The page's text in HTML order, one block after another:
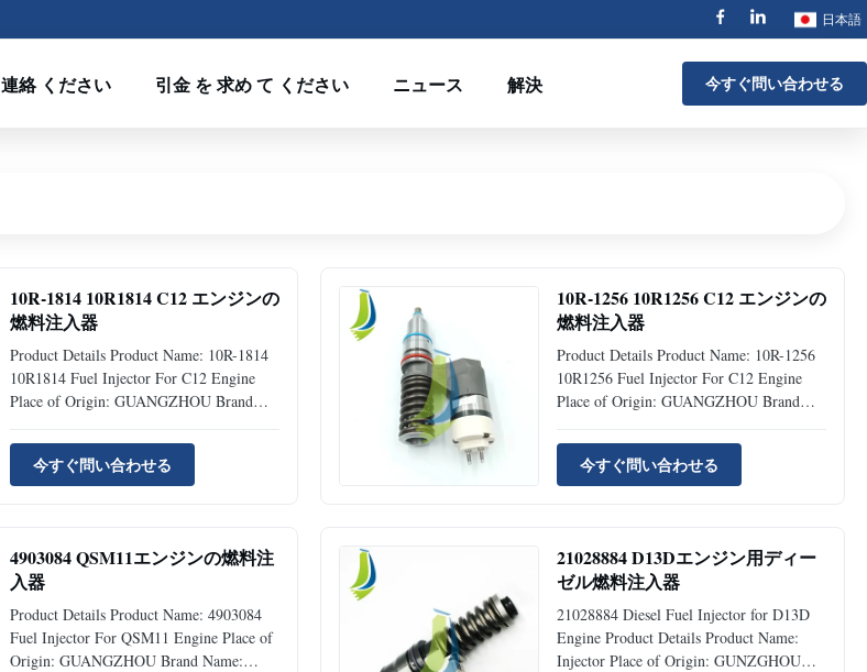
日本語
連絡 ください 引金 を 求め て ください ニュース 解決 今すぐ問い合わせる
10R-1814 10R1814 C12 エンジンの
燃料注入器
Product Details Product Name: 10R-1814
10R1814 Fuel Injector For C12 Engine
Place of Origin: GUANGZHOU Brand
Number: 10R-1814 Type: Excavator
Accessories MOQ 1 Piece Condition:
Original Availability: Rick Stock Supply
今すぐ問い合わせる
10R-1256 10R1256 C12 エンジンの
燃料注入器
Product Details Product Name: 10R-1256
10R1256 Fuel Injector For C12 Engine
Place of Origin: GUANGZHOU Brand
Number: 10R-1256 Type: Excavator
Accessories MOQ 1 Piece Condition:
Original Availability: Rick Stock Supply
今すぐ問い合わせる
4903084 QSM11エンジンの燃料注
入器
Product Details Product Name: 4903084
Fuel Injector For QSM11 Engine Place of
Origin: GUANGZHOU Brand Name:
21028884 D13Dエンジン用ディー
ゼル燃料注入器
21028884 Diesel Fuel Injector for D13D
Engine Product Details Product Name:
Injector Place of Origin: GUNZGHOU